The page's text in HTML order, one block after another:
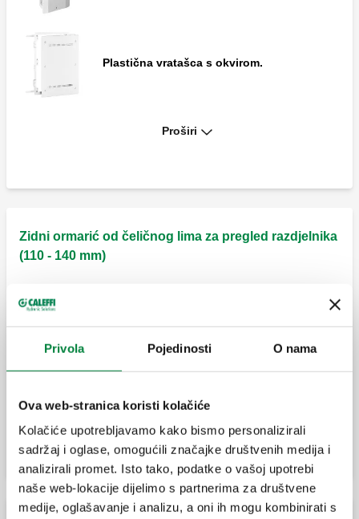
Privola Pojedinosti O nama
Ova web-stranica koristi kolačiće
Kolačiće upotrebljavamo kako bismo personalizirali
sadržaj i oglase, omogućili značajke društvenih medija i
analizirali promet. Isto tako, podatke o vašoj upotrebi
naše web-lokacije dijelimo s partnerima za društvene
medije, oglašavanje i analizu, a oni ih mogu kombinirati s
Plastična vratašca s okvirom.
razdjelnika od 3/4” i 1” serije 356, 356 IS i
357.
razdjelnike 3/4" i 1" serija 351 i 598.
Obujmice za pričvršćivanje za jednostruke
razdjelnike od 3/4" serija 349, 350 i 592.
Proširi
Zidni ormarić od čeličnog lima za pregled razdjelnika
(110 - 140 mm)
Ormarić za razdjelnike za montažu na zid za
664 i 665.
Priključak za zidni ormarić s okvirom.